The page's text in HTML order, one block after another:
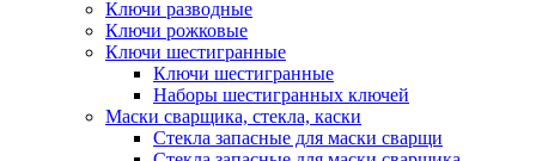
Ключи разводные
Ключи рожковые
Ключи шестигранные
Ключи шестигранные
Наборы шестигранных ключей
Маски сварщика, стекла, каски
Стекла запасные для маски сварщи